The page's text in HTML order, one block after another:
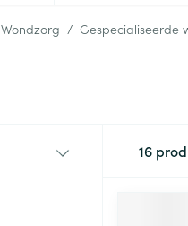
Wondzorg / Gespecialiseerde
16